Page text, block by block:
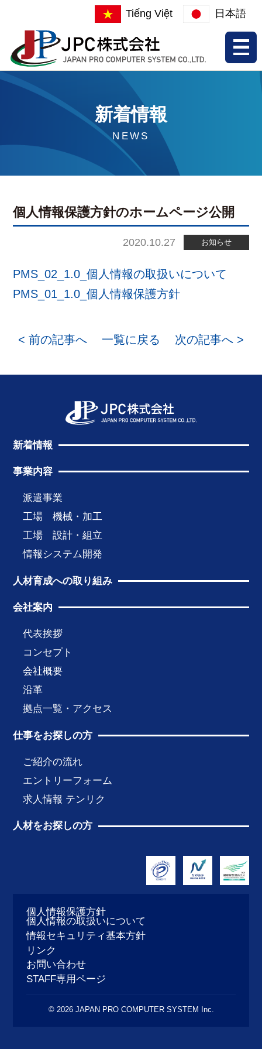
Tiếng Việt 日本語
新着情報
NEWS
個人情報保護方針のホームページ公開
2020.10.27 お知らせ
PMS_02_1.0_個人情報の取扱いについて
PMS_01_1.0_個人情報保護方針
< 前の記事へ 一覧に戻る 次の記事へ >
新着情報
事業内容
派遣事業
工場 機械・加工
工場 設計・組立
情報システム開発
人材育成への取り組み
会社案内
代表挨拶
コンセプト
会社概要
沿革
拠点一覧・アクセス
仕事をお探しの方
ご紹介の流れ
エントリーフォーム
求人情報 テンリク
人材をお探しの方
個人情報保護方針
個人情報の取扱いについて
情報セキュリティ基本方針
リンク
お問い合わせ
STAFF専用ページ
© 2026 JAPAN PRO COMPUTER SYSTEM Inc.